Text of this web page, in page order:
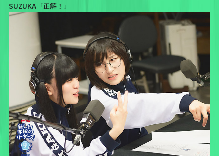
SUZUKA「正解！」